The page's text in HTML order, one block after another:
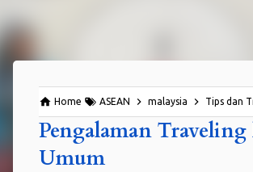
Home ASEAN malaysia Tips dan
Pengalaman
Umum